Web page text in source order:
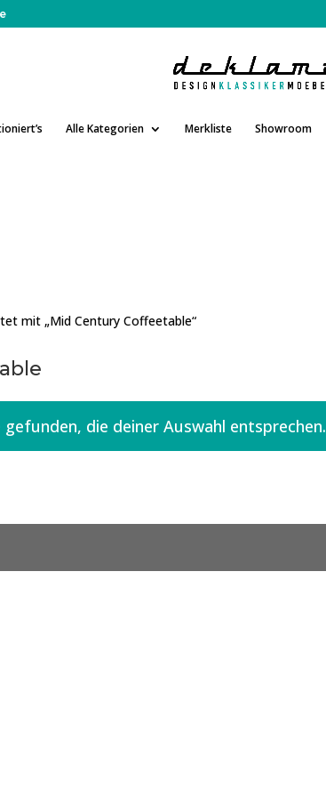
Alle Kategorien Merkliste Showroom
mit „Mid Century Coffeetable“
die deiner Auswahl entsprechen.